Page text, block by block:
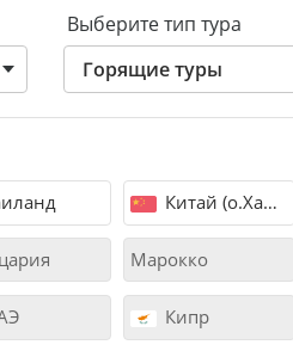
Выберите тип тура
Горящие туры
Китай (о.Хайнань)
Марокко
Кипр